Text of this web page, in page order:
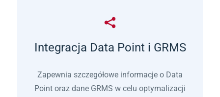
Integracja Data Point i GRMS
Zapewnia szczegółowe informacje o Data
Point oraz dane GRMS w celu optymalizacji